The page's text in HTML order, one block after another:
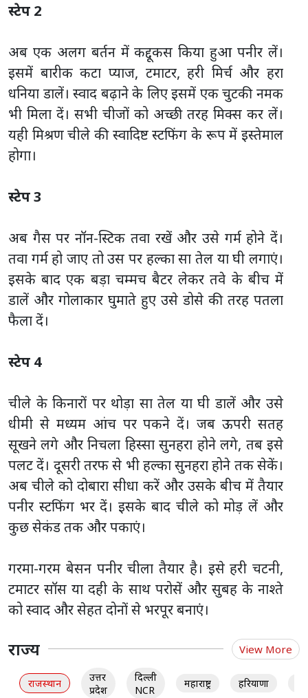
स्टेप 2
अब एक अलग बर्तन में कद्दूकस किया हुआ पनीर लें।
इसमें बारीक कटा प्याज, टमाटर, हरी मिर्च और हरा
धनिया डालें। स्वाद बढ़ाने के लिए इसमें एक चुटकी नमक
भी मिला दें। सभी चीजों को अच्छी तरह मिक्स कर लें।
यही मिश्रण चीले की स्वादिष्ट स्टफिंग के रूप में इस्तेमाल
होगा।
स्टेप 3
अब गैस पर नॉन-स्टिक तवा रखें और उसे गर्म होने दें।
तवा गर्म हो जाए तो उस पर हल्का सा तेल या घी लगाएं।
इसके बाद एक बड़ा चम्मच बैटर लेकर तवे के बीच में
डालें और गोलाकार घुमाते हुए उसे डोसे की तरह पतला
फैला दें।
स्टेप 4
चीले के किनारों पर थोड़ा सा तेल या घी डालें और उसे
धीमी से मध्यम आंच पर पकने दें। जब ऊपरी सतह
सूखने लगे और निचला हिस्सा सुनहरा होने लगे, तब इसे
पलट दें। दूसरी तरफ से भी हल्का सुनहरा होने तक सेकें।
अब चीले को दोबारा सीधा करें और उसके बीच में तैयार
पनीर स्टफिंग भर दें। इसके बाद चीले को मोड़ लें और
कुछ सेकंड तक और पकाएं।
गरमा-गरम बेसन पनीर चीला तैयार है। इसे हरी चटनी,
टमाटर सॉस या दही के साथ परोसें और सुबह के नाश्ते
को स्वाद और सेहत दोनों से भरपूर बनाएं।
राज्य View More
राजस्थान
उत्तर
प्रदेश
दिल्ली
NCR
महाराष्ट्र हरियाणा